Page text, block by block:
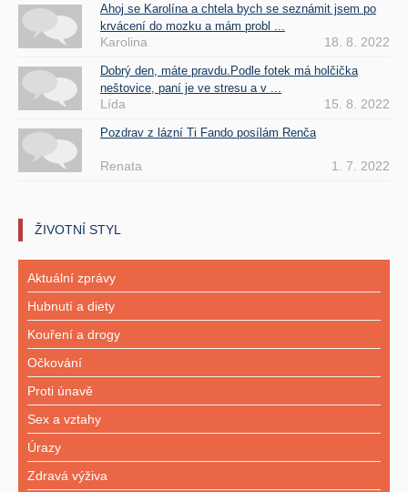
Ahoj se Karolína a chtela bych se seznámit jsem po
krvácení do mozku a mám probl ...
Karolina 18. 8. 2022
Dobrý den, máte pravdu.Podle fotek má holčička
neštovice, paní je ve stresu a v ...
Lída 15. 8. 2022
Pozdrav z lázní Ti Fando posílám Renča
Renata 1. 7. 2022
ŽIVOTNÍ STYL
Aktuální zprávy
Hubnutí a diety
Kouření a drogy
Očkování
Proti únavě
Sex a vztahy
Úrazy
Zdravá výživa